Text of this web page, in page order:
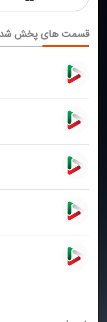
قسمت های پخش